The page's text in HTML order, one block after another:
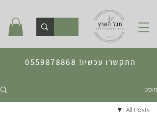
התקשרו עכשיו! 0559878868
פוסט
All Posts